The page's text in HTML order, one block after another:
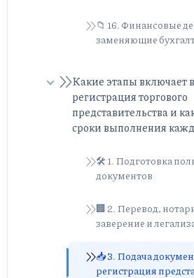
📁 16. Финансовые
заменяющие
Какие этапы включает
регистрация торгового
представительства и
сроки выполнения
🛠️ 1. Подготовка
документов
🏢 2. Перевод,
заверение и
📥 3. Подача
регистрация